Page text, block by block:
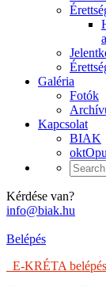
Galéria
Fotók
Kapcsolat
BIAK
Kérdése van?
info@biak.hu
Belépés
E-KRÉTA belépés